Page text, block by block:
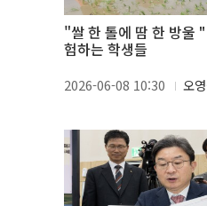
"쌀 한 톨에 땀 한 방울
험하는 학생들
2026-06-08 10:30 오